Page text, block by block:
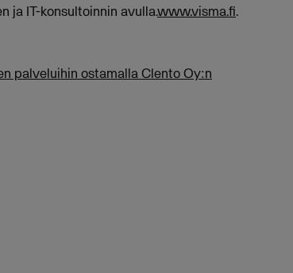
ja IT-konsultoinnin avulla.www.visma.fi.
palveluihin ostamalla Clento Oy:n